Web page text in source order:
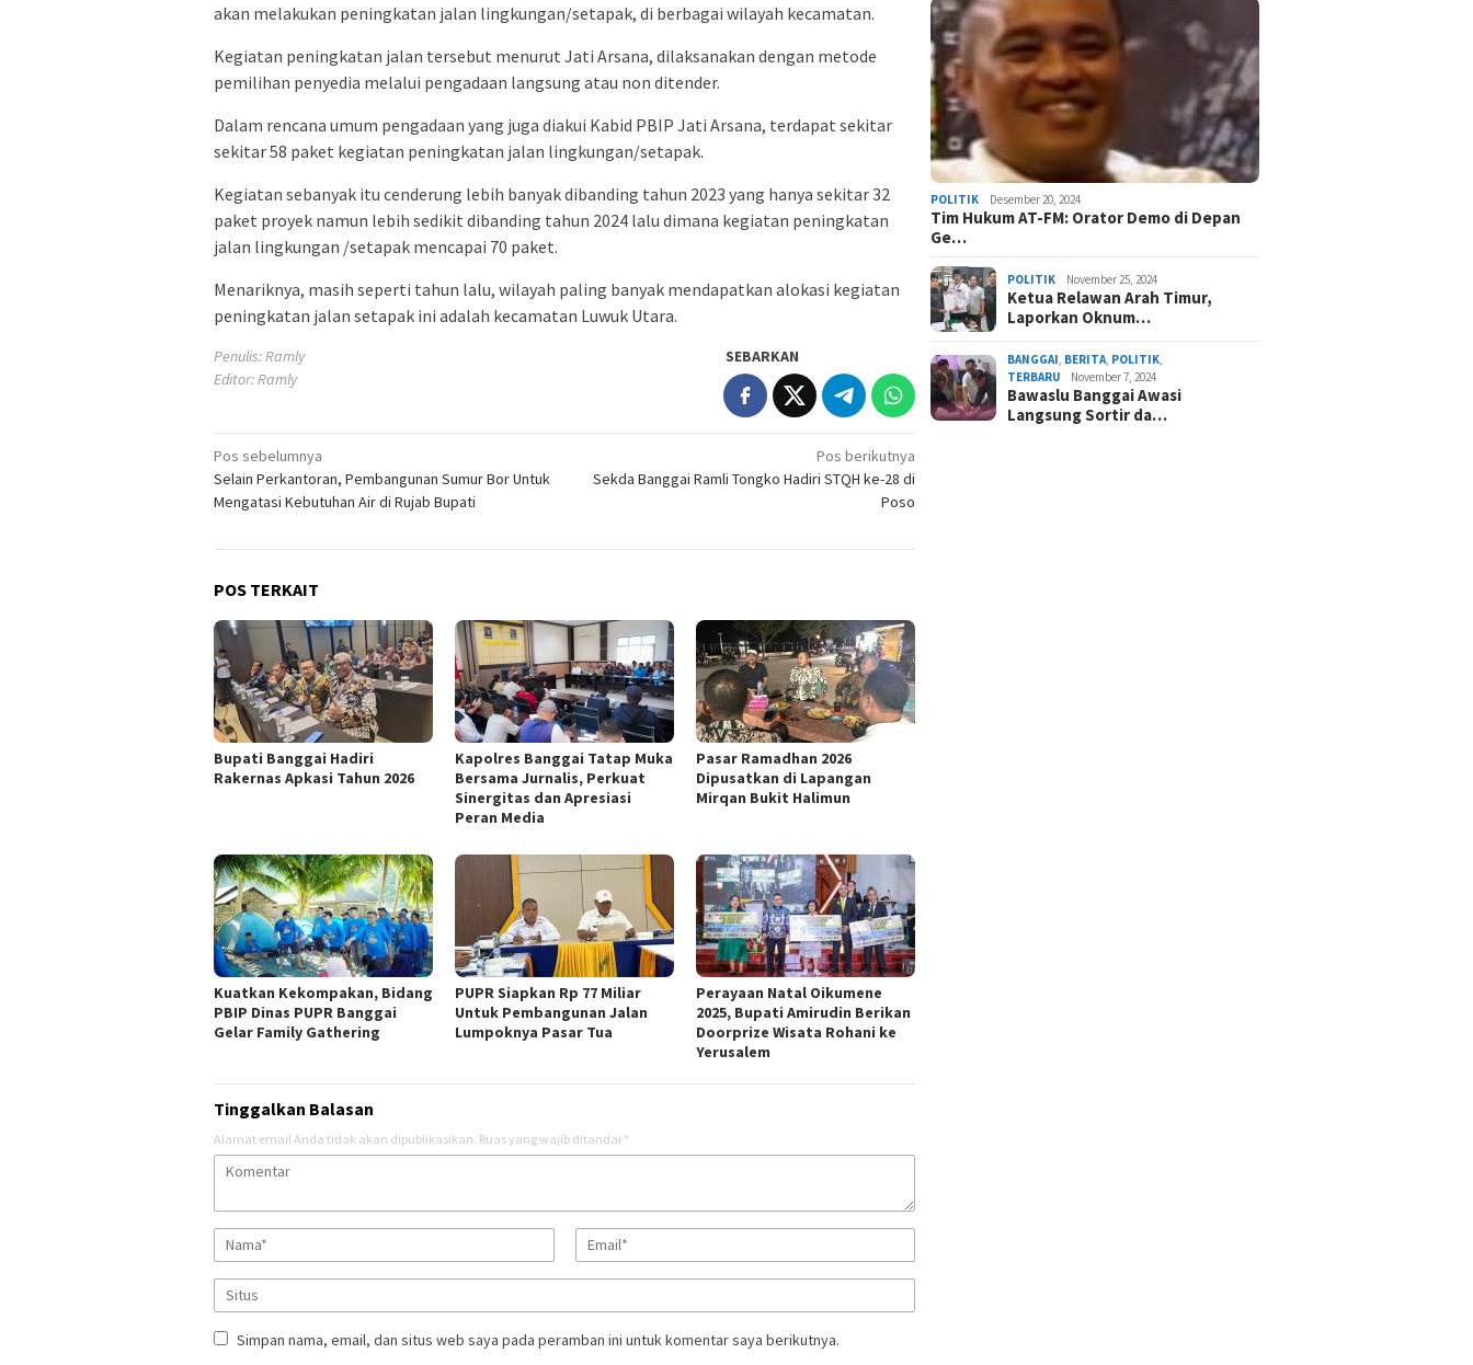
akan melakukan peningkatan jalan lingkungan/setapak, di berbagai wilayah kecamatan.
Kegiatan peningkatan jalan tersebut menurut Jati Arsana, dilaksanakan dengan metode
pemilihan penyedia melalui pengadaan langsung atau non ditender.
Dalam rencana umum pengadaan yang juga diakui Kabid PBIP Jati Arsana, terdapat sekitar
sekitar 58 paket kegiatan peningkatan jalan lingkungan/setapak.
Kegiatan sebanyak itu cenderung lebih banyak dibanding tahun 2023 yang hanya sekitar 32
paket proyek namun lebih sedikit dibanding tahun 2024 lalu dimana kegiatan peningkatan
jalan lingkungan /setapak mencapai 70 paket.
Menariknya, masih seperti tahun lalu, wilayah paling banyak mendapatkan alokasi kegiatan
peningkatan jalan setapak ini adalah kecamatan Luwuk Utara.
Penulis: Ramly
Editor: Ramly
SEBARKAN
Navigasi
pos
Pos sebelumnya
Selain Perkantoran, Pembangunan Sumur Bor Untuk
Mengatasi Kebutuhan Air di Rujab Bupati
Pos berikutnya
Sekda Banggai Ramli Tongko Hadiri STQH ke-28 di
Poso
POS TERKAIT
Bupati Banggai Hadiri
Rakernas Apkasi Tahun 2026
Kapolres Banggai Tatap Muka
Bersama Jurnalis, Perkuat
Sinergitas dan Apresiasi
Peran Media
Pasar Ramadhan 2026
Dipusatkan di Lapangan
Mirqan Bukit Halimun
Kuatkan Kekompakan, Bidang
PBIP Dinas PUPR Banggai
Gelar Family Gathering
PUPR Siapkan Rp 77 Miliar
Untuk Pembangunan Jalan
Lumpoknya Pasar Tua
Perayaan Natal Oikumene
2025, Bupati Amirudin Berikan
Doorprize Wisata Rohani ke
Yerusalem
Tinggalkan Balasan
Alamat email Anda tidak akan dipublikasikan. Ruas yang wajib ditandai *
Simpan nama, email, dan situs web saya pada peramban ini untuk komentar saya berikutnya.
POLITIK Desember 20, 2024
Tim Hukum AT-FM: Orator Demo di Depan
Ge…
POLITIK November 25, 2024
Ketua Relawan Arah Timur,
Laporkan Oknum…
BANGGAI BERITA POLITIK
TERBARU
November 7, 2024
Bawaslu Banggai Awasi
Langsung Sortir da…